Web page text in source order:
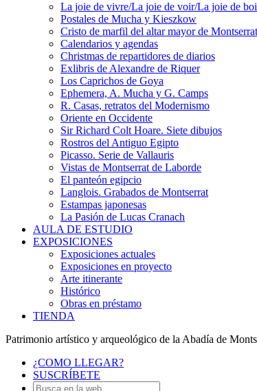
La joie de vivre/La joie de voir/La joie de
Postales de Mucha y Kieszkow
Cristo de marfil del altar mayor de Montserrat
Calendarios y agendas
Christmas de repartidores de diarios
Exlibris de Alexandre de Riquer
Los Caprichos de Goya
Ephemera, A. Mucha y G. Camps
R. Casas, retratos del Modernismo
Oriente en Occidente
Sir Richard Colt Hoare. Siete dibujos
Rostros del Antiguo Egipto
Picasso. Serie de Vallauris
Vistas de Montserrat de Laborde
El panteón egipcio
Langlois. Grabados de Montserrat
Estampas japonesas
La Pasión de Lucas Cranach
AULA DE ESTUDIO
EXPOSICIONES
Exposiciones actuales
Exposiciones en proyecto
Arte itinerante
Histórico
Obras en préstamo
TIENDA
Patrimonio artístico y arqueológico de la Abadía de
¿COMO LLEGAR?
SUSCRÍBETE